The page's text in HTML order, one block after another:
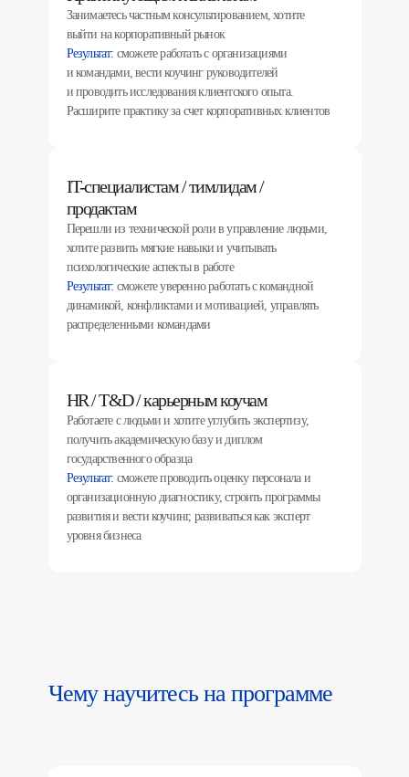
Занимаетесь частным консультированием, хотите
выйти на корпоративный рынок
Результат: сможете работать с организациями
и командами, вести коучинг руководителей
и проводить исследования клиентского опыта.
Расширите практику за счет корпоративных клиентов
IT-специалистам / тимлидам /
продактам
Перешли из технической роли в управление людьми,
хотите развить мягкие навыки и учитывать
психологические аспекты в работе
Результат: сможете уверенно работать с командной
динамикой, конфликтами и мотивацией, управлять
распределенными командами
HR / T&D / карьерным коучам
Работаете с людьми и хотите углубить экспертизу,
получить академическую базу и диплом
государственного образца
Результат: сможете проводить оценку персонала и
организационную диагностику, строить программы
развития и вести коучинг, развиваться как эксперт
уровня бизнеса
Чему научитесь на программе